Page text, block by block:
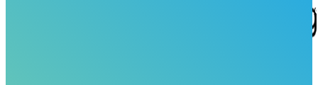
Anticipation de la participation du CPPB à la